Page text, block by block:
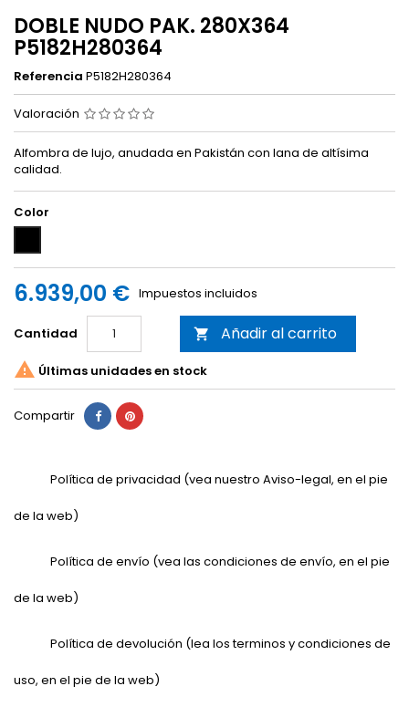
DOBLE NUDO PAK. 280X364
P5182H280364
Referencia P5182H280364
Valoración
Alfombra de lujo, anudada en Pakistán con lana de altísima
calidad.
Color
6.939,00 € Impuestos incluidos
Cantidad  Añadir al carrito
 Últimas unidades en stock
Compartir
Política de privacidad (vea nuestro Aviso-legal, en el pie
de la web)
Política de envío (vea las condiciones de envío, en el pie
de la web)
Política de devolución (lea los terminos y condiciones de
uso, en el pie de la web)